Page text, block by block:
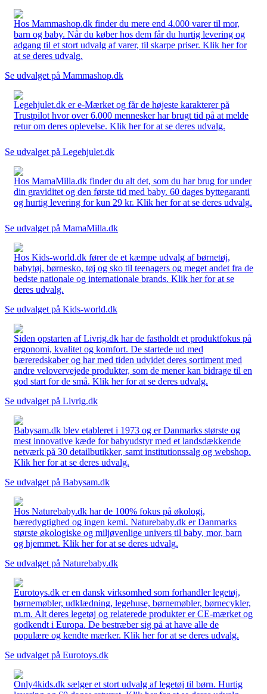
Hos Mammashop.dk finder du mere end 4.000 varer til mor,
barn og baby. Når du køber hos dem får du hurtig levering og
adgang til et stort udvalg af varer, til skarpe priser. Klik her for
at se deres udvalg.
Se udvalget på Mammashop.dk
Legehjulet.dk er e-Mærket og får de højeste karakterer på
Trustpilot hvor over 6.000 mennesker har brugt tid på at melde
retur om deres oplevelse. Klik her for at se deres udvalg.
Se udvalget på Legehjulet.dk
Hos MamaMilla.dk finder du alt det, som du har brug for under
din graviditet og den første tid med baby. 60 dages byttegaranti
og hurtig levering for kun 29 kr. Klik her for at se deres udvalg.
Se udvalget på MamaMilla.dk
Hos Kids-world.dk fører de et kæmpe udvalg af børnetøj,
babytøj, børnesko, tøj og sko til teenagers og meget andet fra de
bedste nationale og internationale brands. Klik her for at se
deres udvalg.
Se udvalget på Kids-world.dk
Siden opstarten af Livrig.dk har de fastholdt et produktfokus på
ergonomi, kvalitet og komfort. De startede ud med
bæreredskaber og har med tiden udvidet deres sortiment med
andre velovervejede produkter, som de mener kan bidrage til en
god start for de små. Klik her for at se deres udvalg.
Se udvalget på Livrig.dk
Babysam.dk blev etableret i 1973 og er Danmarks største og
mest innovative kæde for babyudstyr med et landsdækkende
netværk på 30 detailbutikker, samt institutionssalg og webshop.
Klik her for at se deres udvalg.
Se udvalget på Babysam.dk
Hos Naturebaby.dk har de 100% fokus på økologi,
bæredygtighed og ingen kemi. Naturebaby.dk er Danmarks
største økologiske og miljøvenlige univers til baby, mor, barn
og hjemmet. Klik her for at se deres udvalg.
Se udvalget på Naturebaby.dk
Eurotoys.dk er en dansk virksomhed som forhandler legetøj,
børnemøbler, udklædning, legehuse, børnemøbler, børnecykler,
m.m. Alt deres legetøj og relaterede produkter er CE-mærket og
godkendt i Europa. De bestræber sig på at have alle de
populære og kendte mærker. Klik her for at se deres udvalg.
Se udvalget på Eurotoys.dk
Only4kids.dk sælger et stort udvalg af legetøj til børn. Hurtig